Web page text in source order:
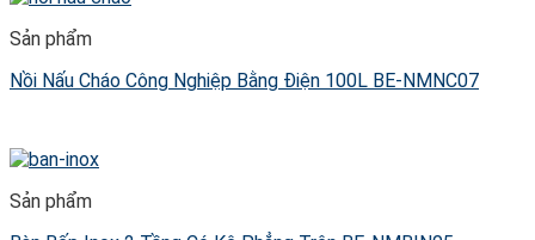
Sản phẩm
Nồi Nấu Cháo Công Nghiệp Bằng Điện 100L BE-NMNC07
Sản phẩm